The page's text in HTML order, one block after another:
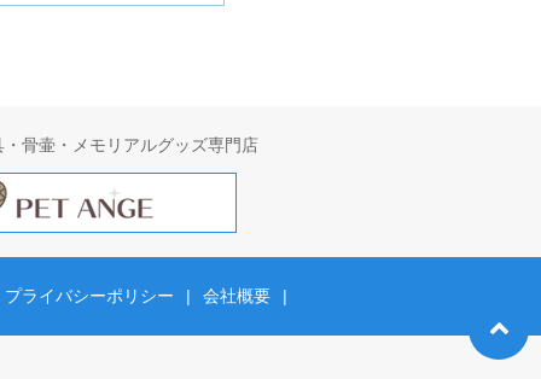
骨壷・メモリアルグッズ専門店
プライバシーポリシー | 会社概要 |